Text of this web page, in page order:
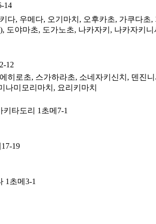
14
다, 우메다, 오기마치, 오후카초, 가쿠다
도야마초, 도가노초, 나카자키, 나카자키
12
히로초, 스가하라초, 소네자키신치, 덴진
나미모리마치, 요리키마치
타도리 1초메7-1
19
1초메3-1